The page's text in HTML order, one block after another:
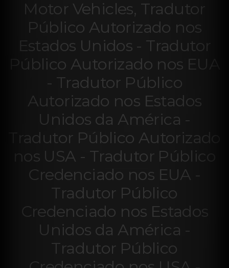
Motor Vehicles, Tradutor
Público Autorizado nos
Estados Unidos - Tradutor
Público Autorizado nos EUA
- Tradutor Público
Autorizado nos Estados
Unidos da América -
Tradutor Público Autorizado
nos USA - Tradutor Público
Credenciado nos EUA -
Tradutor Público
Credenciado nos Estados
Unidos da América -
Tradutor Público